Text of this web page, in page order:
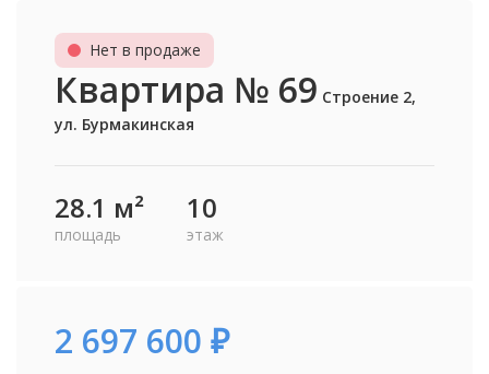
Нет в продаже
Квартира № 69 Строение 2,
ул. Бурмакинская
28.1 м²
площадь
10
этаж
2 697 600 ₽